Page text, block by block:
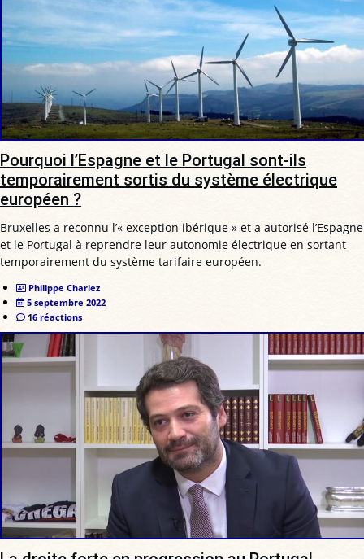
Pourquoi l’Espagne et le Portugal sont-ils
temporairement sortis du système électrique
européen ?
Bruxelles a reconnu l’« exception ibérique » et a autorisé l’Espagne
et le Portugal à reprendre leur autonomie électrique en sortant
temporairement du système tarifaire européen.
Philippe Charlez
5 septembre 2022
16 réactions